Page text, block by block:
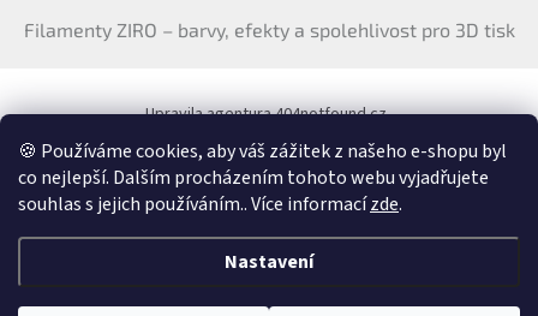
🍪 Používáme cookies, aby váš zážitek z našeho e-shopu byl
co nejlepší. Dalším procházením tohoto webu vyjadřujete
souhlas s jejich používáním.. Více informacízde.
Nastavení
Filamenty ZIRO – barvy, efekty a spolehlivost pro 3D tisk
Upravila agentura 404notfound.cz
Katalog filamentů ERYONE pro ČR
Vytvořil Shoptet &